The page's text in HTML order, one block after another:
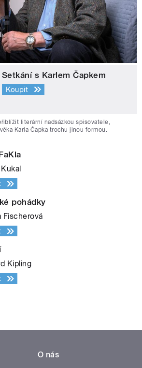
Setkání s Karlem Čapkem
Koupit
literární nadsázkou spisovatele,
Karla Čapka trochu jinou formou.
pohádky
Fischerová
Kipling
O nás